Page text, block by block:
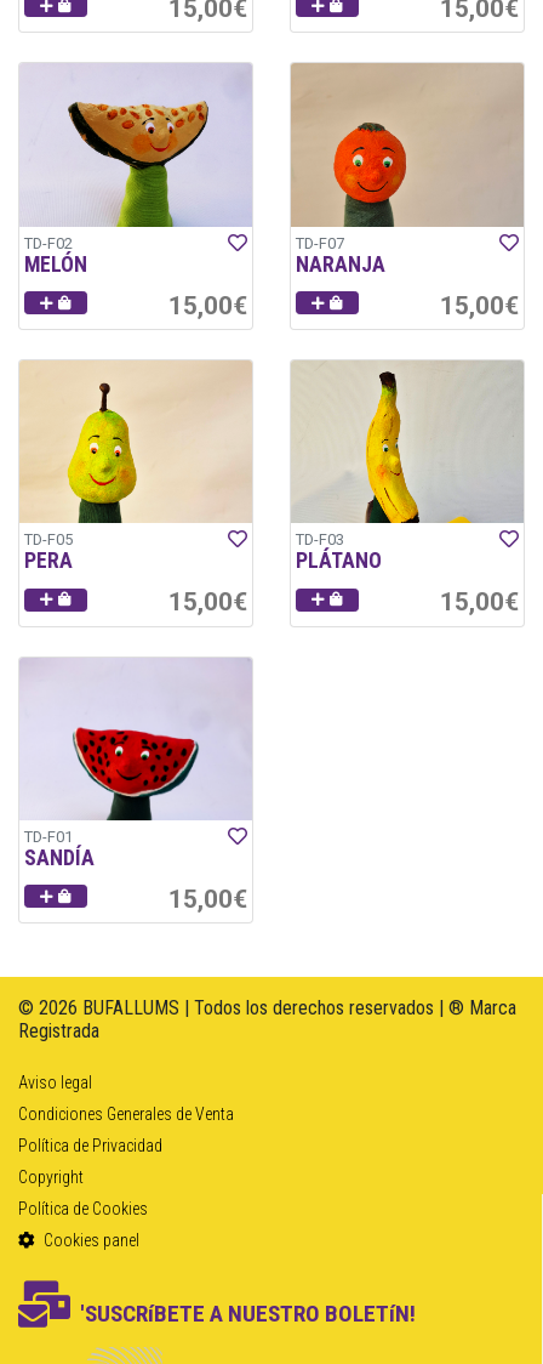
15,00€ 15,00€
TD-F02
MELÓN
15,00€
TD-F07
NARANJA
15,00€
TD-F05
PERA
15,00€
TD-F03
PLÁTANO
15,00€
TD-F01
SANDÍA
15,00€
© 2026 BUFALLUMS | Todos los derechos reservados | ® Marca
Registrada
Aviso legal
Condiciones Generales de Venta
Política de Privacidad
Copyright
Política de Cookies
Cookies panel
'SUSCRíBETE A NUESTRO BOLETíN!